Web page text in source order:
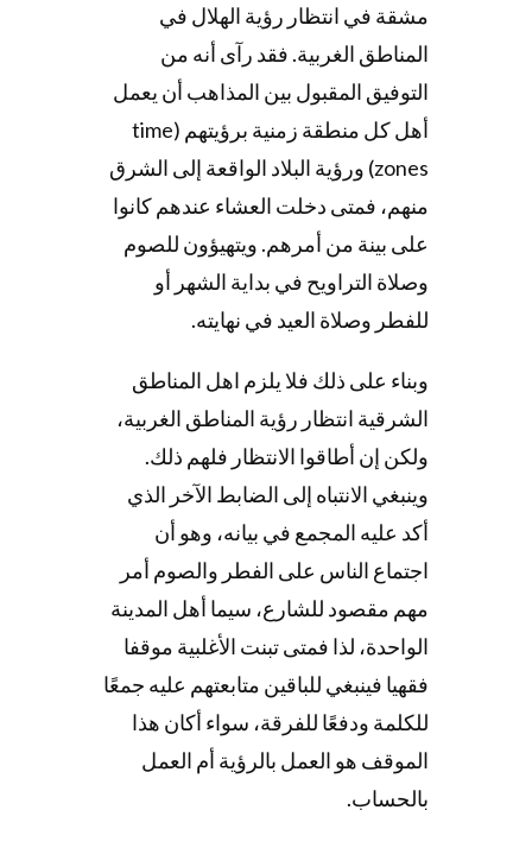
مشقة في انتظار رؤية الهلال في
المناطق الغربية. فقد رآى أنه من
التوفيق المقبول بين المذاهب أن يعمل
أهل كل منطقة زمنية برؤيتهم (time
zones) ورؤية البلاد الواقعة إلى الشرق
منهم، فمتى دخلت العشاء عندهم كانوا
على بينة من أمرهم. ويتهيؤون للصوم
وصلاة التراويح في بداية الشهر أو
للفطر وصلاة العيد في نهايته.
وبناء على ذلك فلا يلزم اهل المناطق
الشرقية انتظار رؤية المناطق الغربية،
ولكن إن أطاقوا الانتظار فلهم ذلك.
وينبغي الانتباه إلى الضابط الآخر الذي
أكد عليه المجمع في بيانه، وهو أن
اجتماع الناس على الفطر والصوم أمر
مهم مقصود للشارع، سيما أهل المدينة
الواحدة، لذا فمتى تبنت الأغلبية موقفا
فقهيا فينبغي للباقين متابعتهم عليه جمعًا
للكلمة ودفعًا للفرقة، سواء أكان هذا
الموقف هو العمل بالرؤية أم العمل
بالحساب.